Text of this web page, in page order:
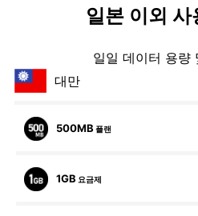
일본 이외 사
일일 데이터 용량
대만
500MB 플랜
1GB 요금제